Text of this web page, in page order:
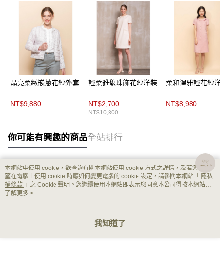
晶亮柔緻嵌蔥花紗外套
NT$9,880
輕柔雅馥珠飾花紗洋裝
NT$2,700
NT$10,800
柔和溫雅輕花紗
NT$8,980
你可能有興趣的商品全站排行
熱門標籤
本網站中使用 cookie，欲查詢有關本網站使用 cookie 方式之詳情，及若您不希
望在電腦上使用 cookie 時應如何變更電腦的 cookie 設定，請參閱本網站「 隱私
權條款 」之 Cookie 聲明。您繼續使用本網站即表示您同意本公司得按本網站使
用條款之 Cookie 聲明使用 cookie。
了解更多 >
我知道了